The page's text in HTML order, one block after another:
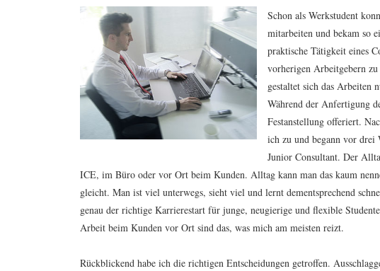
Schon als Werkstudent
mitarbeiten und bekam so
praktische Tätigkeit eines
vorherigen Arbeitgebern
gestaltet sich das Arbeiten
Während der Anfertigung
Festanstellung offeriert.
ich zu und begann vor drei
Junior Consultant. Der
ICE, im Büro oder vor Ort beim Kunden. Alltag kann man das kaum
gleicht. Man ist viel unterwegs, sieht viel und lernt dementsprechend
genau der richtige Karrierestart für junge, neugierige und flexible
Arbeit beim Kunden vor Ort sind das, was mich am meisten reizt.
Rückblickend habe ich die richtigen Entscheidungen getroffen.